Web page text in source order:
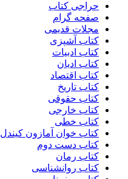
حراجی کتاب
صفحه گرام
مجلات قدیمی
کتاب آشپزی
کتاب ادبیات
کتاب ادیان
کتاب اقتصاد
کتاب تاریخ
کتاب حقوقی
کتاب خارجی
کتاب خطی
کتاب خوان آمازون کیندل
کتاب دست دوم
کتاب رمان
کتاب روانشناسی